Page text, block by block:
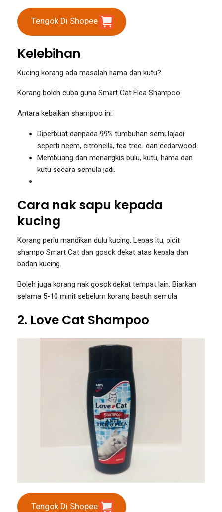
Tengok Di Shopee
Kelebihan
Kucing korang ada masalah hama dan kutu?
Korang boleh cuba guna Smart Cat Flea Shampoo.
Antara kebaikan shampoo ini:
Diperbuat daripada 99% tumbuhan semulajadi
seperti neem, citronella, tea tree dan cedarwood.
Membuang dan menangkis bulu, kutu, hama dan
kutu secara semula jadi.
Cara nak sapu kepada
kucing
Korang perlu mandikan dulu kucing. Lepas itu, picit
shampo Smart Cat dan gosok dekat atas kepala dan
badan kucing.
Boleh juga korang nak gosok dekat tempat lain. Biarkan
selama 5-10 minit sebelum korang basuh semula.
2. Love Cat Shampoo
Tengok Di Shopee